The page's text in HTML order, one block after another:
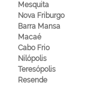
Mesquita
Nova Friburgo
Barra Mansa
Macaé
Cabo Frio
Nilópolis
Teresópolis
Resende